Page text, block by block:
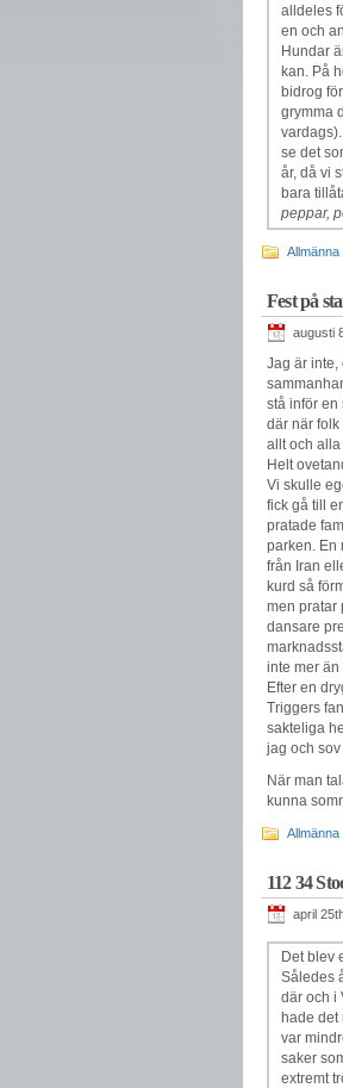
alldeles
en och
Hundar
kan. På
bidrog
grymma
se det
år, då vi
bara
peppar,
Allmänna
Fest på
augusti
Jag är inte,
stå inför en
där när
allt och
Helt
Vi skulle
fick gå till
pratade
parken. En
från Iran
kurd så
men pratar
dansare
inte mer
Efter en
Triggers
sakteliga
jag och
När man
kunna
112 34
april
Det blev
Således
där och i
hade det
var
saker
extremt